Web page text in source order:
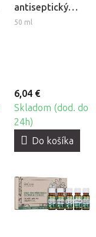
antiseptický
aroma airspray -
50 ml
6,04 €
Skladom (dod. do
24h)
Do košíka